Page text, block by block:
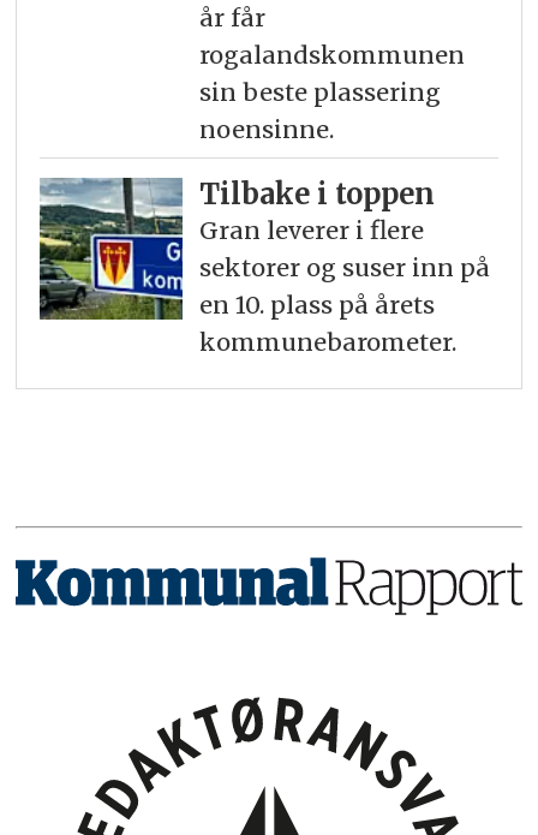
år får
rogalandskommunen
sin beste plassering
noensinne.
Tilbake i toppen
Gran leverer i flere
sektorer og suser inn på
en 10. plass på årets
kommunebarometer.